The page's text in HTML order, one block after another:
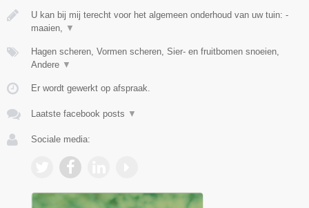
U kan bij mij terecht voor het algemeen onderhoud van uw tuin: -
maaien, ▼
Hagen scheren, Vormen scheren, Sier- en fruitbomen snoeien,
Andere ▼
Er wordt gewerkt op afspraak.
Laatste facebook posts ▼
Sociale media: